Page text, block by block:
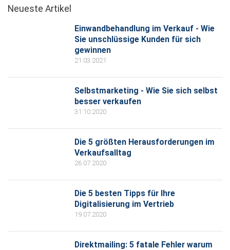
Neueste Artikel
Einwandbehandlung im Verkauf - Wie
Sie unschlüssige Kunden für sich
gewinnen
21.03.2021
Selbstmarketing - Wie Sie sich selbst
besser verkaufen
31.10.2020
Die 5 größten Herausforderungen im
Verkaufsalltag
26.07.2020
Die 5 besten Tipps für Ihre
Digitalisierung im Vertrieb
19.07.2020
Direktmailing: 5 fatale Fehler warum